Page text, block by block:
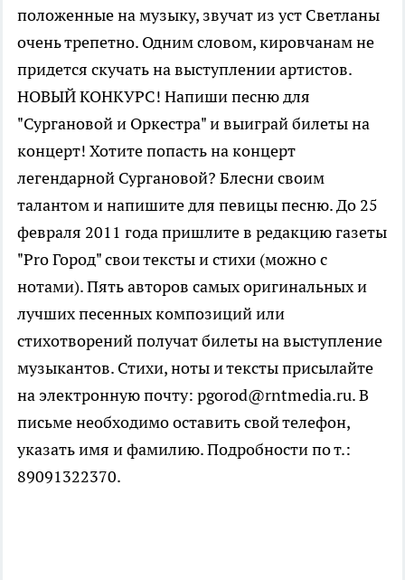
положенные на музыку, звучат из уст Светланы
очень трепетно. Одним словом, кировчанам не
придется скучать на выступлении артистов.
НОВЫЙ КОНКУРС! Напиши песню для
"Сургановой и Оркестра" и выиграй билеты на
концерт! Хотите попасть на концерт
легендарной Сургановой? Блесни своим
талантом и напишите для певицы песню. До 25
февраля 2011 года пришлите в редакцию газеты
"Pro Город" свои тексты и стихи (можно с
нотами). Пять авторов самых оригинальных и
лучших песенных композиций или
стихотворений получат билеты на выступление
музыкантов. Стихи, ноты и тексты присылайте
на электронную почту: pgorod@rntmedia.ru. В
письме необходимо оставить свой телефон,
указать имя и фамилию. Подробности по т.:
89091322370.